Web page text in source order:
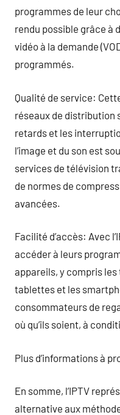
programmes de leur
rendu possible grâce à
vidéo à la demande
programmés.
Qualité de service:
réseaux de distribution
retards et les
l’image et du son est
services de télévision
de normes de
avancées.
Facilité d’accès: Avec
accéder à leurs
appareils, y compris
tablettes et les
consommateurs de
où qu’ils soient, à
Plus d’informations à
En somme, l’IPTV
alternative aux